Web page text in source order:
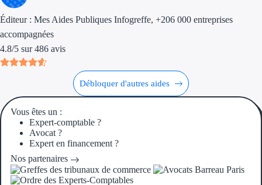
Aides Région
Aides Région
Éditeur : Mes Aides Publiques Infogreffe, +206 000 entreprises
accompagnées
4.8/5 sur 486 avis
Débloquer d'autres aides
Vous êtes un :
Expert-comptable ?
Avocat ?
Expert en financement ?
Nos partenaires